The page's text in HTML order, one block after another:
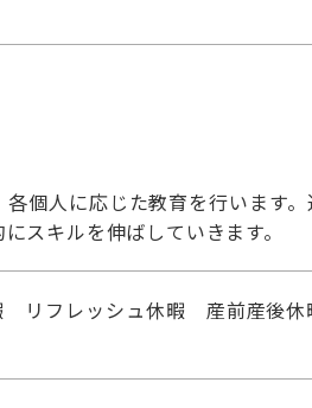
個人に応じた教育を行います。
スキルを伸ばしていきます。
フレッシュ休暇 産前産後